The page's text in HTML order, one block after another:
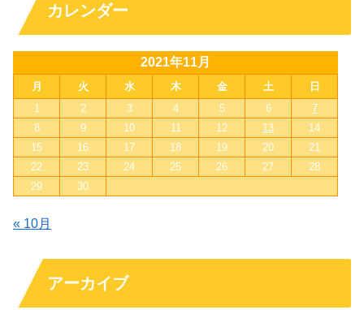
カレンダー
2021年11月
月 火 水 木 金 土
日
1
2 3 4 5 6
7
8
9 10 11 12 13
14
15
16 17 18 19 20
21
22
23 24 25 26 27
28
29
30
« 10月
アーカイブ